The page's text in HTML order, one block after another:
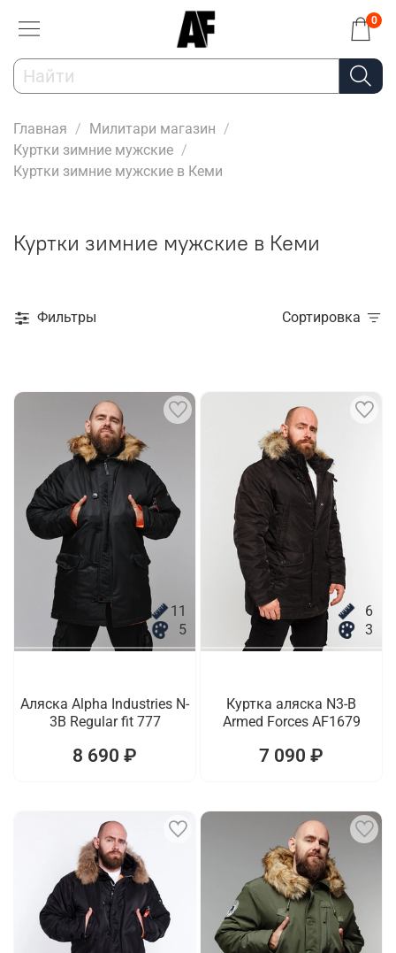
0
Главная
Милитари магазин
Куртки зимние мужские
Куртки зимние мужские в Кеми
Куртки зимние мужские в Кеми
Фильтры Сортировка
11
5
Аляска Alpha Industries N-
3B Regular fit 777
8 690 ₽
6
3
Куртка аляска N3-B
Armed Forces AF1679
7 090 ₽